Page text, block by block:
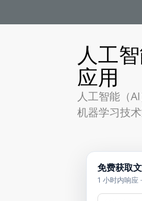
人工
应用
人工智能（
机器学习技
免费获取
1 小时内响应